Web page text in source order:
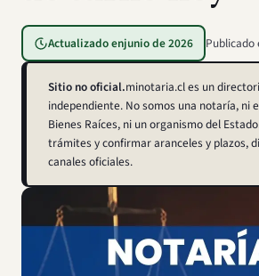
Actualizado enjunio de 2026 Publicado
Sitio no oficial.minotaria.cl es un
independiente. No somos una notaría, ni
Bienes Raíces, ni un organismo del
trámites y confirmar aranceles y plazos,
canales oficiales.